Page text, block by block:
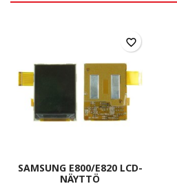
SAMSUNG E800/E820 LCD-
NÄYTTÖ
favorite_border